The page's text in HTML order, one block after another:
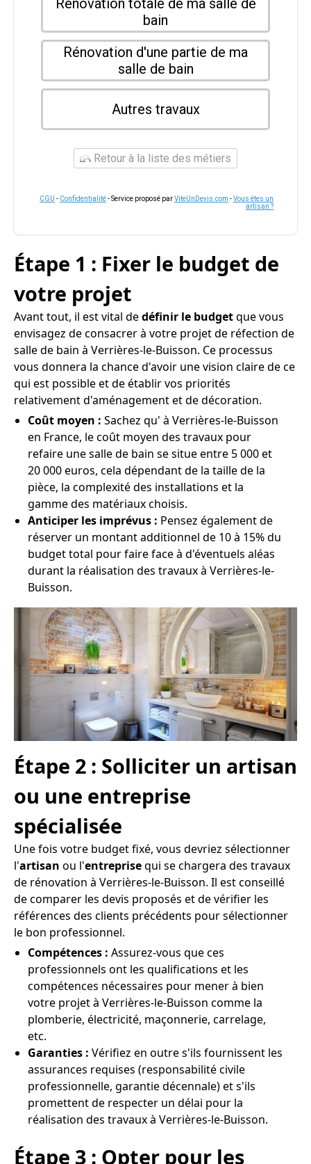
Rénovation totale de ma salle de
bain
Rénovation d'une partie de ma
salle de bain
Autres travaux
Retour à la liste des métiers
CGU - Confidentialité- Service proposé parViteUnDevis.com -Vous êtes un
artisan ?
Étape 1 : Fixer le budget de
votre projet
Avant tout, il est vital dedéfinir le budgetque vous
envisagez de consacrer à votre projet de réfection de
salle de bain à Verrières-le-Buisson. Ce processus
vous donnera la chance d'avoir une vision claire de ce
qui est possible et de établir vos priorités
relativement d'aménagement et de décoration.
Coût moyen : Sachez qu' à Verrières-le-Buisson
en France, le coût moyen des travaux pour
refaire une salle de bain se situe entre 5 000 et
20 000 euros, cela dépendant de la taille de la
pièce, la complexité des installations et la
gamme des matériaux choisis.
Anticiper les imprévus : Pensez également de
réserver un montant additionnel de 10 à 15% du
budget total pour faire face à d'éventuels aléas
durant la réalisation des travaux à Verrières-le-
Buisson.
Étape 2 : Solliciter un artisan
ou une entreprise
spécialisée
Une fois votre budget fixé, vous devriez sélectionner
l'artisan ou l'entreprisequi se chargera des travaux
de rénovation à Verrières-le-Buisson. Il est conseillé
de comparer les devis proposés et de vérifier les
références des clients précédents pour sélectionner
le bon professionnel.
Compétences : Assurez-vous que ces
professionnels ont les qualifications et les
compétences nécessaires pour mener à bien
votre projet à Verrières-le-Buisson comme la
plomberie, électricité, maçonnerie, carrelage,
etc.
Garanties : Vérifiez en outre s'ils fournissent les
assurances requises (responsabilité civile
professionnelle, garantie décennale) et s'ils
promettent de respecter un délai pour la
réalisation des travaux à Verrières-le-Buisson.
Étape 3 : Opter pour les